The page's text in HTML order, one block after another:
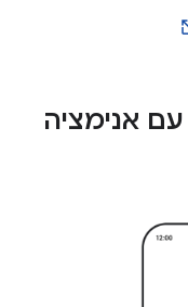
עם אנימציה